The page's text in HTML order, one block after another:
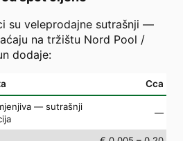
su veleprodajne sutrašnji —
na tržištu Nord Pool /
dodaje:
Cca
— sutrašnji
—